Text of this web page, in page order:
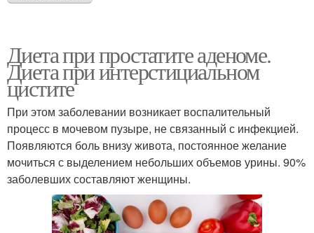
Диета при простатите аденоме.
Диета при интерстициальном
цистите
При этом заболевании возникает воспалительный
процесс в мочевом пузыре, не связанный с инфекцией.
Появляются боль внизу живота, постоянное желание
мочиться с выделением небольших объемов урины. 90%
заболевших составляют женщины.